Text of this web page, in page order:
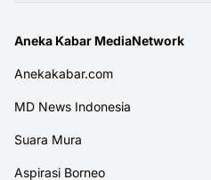
Aneka Kabar MediaNetwork
Anekakabar.com
MD News Indonesia
Suara Mura
Aspirasi Borneo